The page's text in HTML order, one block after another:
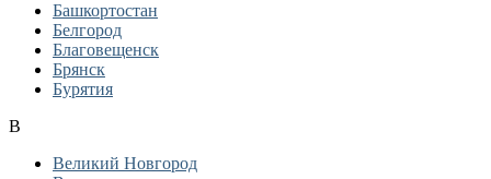
Башкортостан
Белгород
Благовещенск
Брянск
Бурятия
В
Великий Новгород